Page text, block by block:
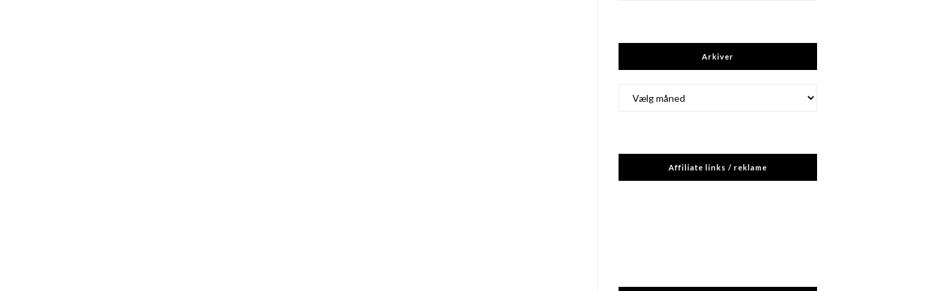
Arkiver
Affiliate links / reklame